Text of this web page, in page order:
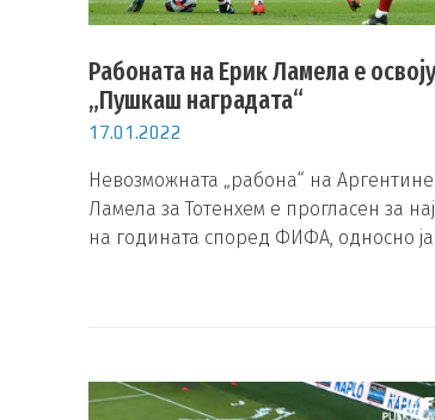
Рабоната на Ерик Ламела е
„Пушкаш наградата“
17.01.2022
Невозможната „рабона“ на
Ламела за Тотенхем е прогласен за
на годината според ФИФА, односно